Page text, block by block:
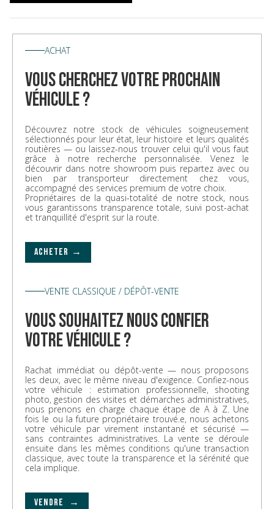
ACHAT
vous cherchez votre prochain
véhicule ?
Découvrez notre stock de véhicules soigneusement
sélectionnés pour leur état, leur histoire et leurs qualités
routières — ou laissez-nous trouver celui qu'il vous faut
grâce à notre recherche personnalisée. Venez le
découvrir dans notre showroom puis repartez avec ou
bien par transporteur directement chez vous,
accompagné des services premium de votre choix.
Propriétaires de la quasi-totalité de notre stock, nous
vous garantissons transparence totale, suivi post-achat
et tranquillité d'esprit sur la route.
ACHETER →
VENTE CLASSIQUE / DÉPÔT-VENTE
vous souhaitez nous confier
votre véhicule ?
Rachat immédiat ou dépôt-vente — nous proposons
les deux, avec le même niveau d'exigence. Confiez-nous
votre véhicule : estimation professionnelle, shooting
photo, gestion des visites et démarches administratives,
nous prenons en charge chaque étape de A à Z. Une
fois le ou la future propriétaire trouvé.e, nous achetons
votre véhicule par virement instantané et sécurisé —
sans contraintes administratives. La vente se déroule
ensuite dans les mêmes conditions qu'une transaction
classique, avec toute la transparence et la sérénité que
cela implique.
VENDRE →